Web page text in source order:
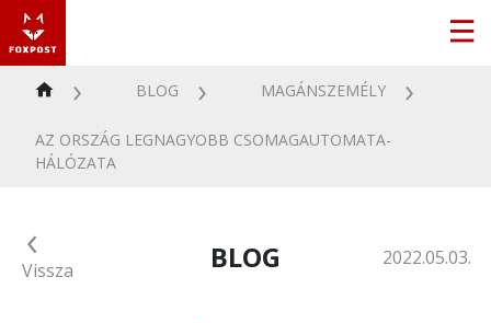
BLOG MAGÁNSZEMÉLY
AZ ORSZÁG LEGNAGYOBB CSOMAGAUTOMATA-
HÁLÓZATA
Vissza BLOG 2022.05.03.